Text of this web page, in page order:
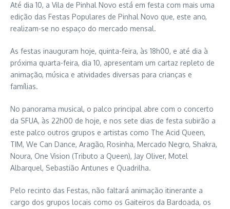
Até dia 10, a Vila de Pinhal Novo está em festa com mais uma
edição das Festas Populares de Pinhal Novo que, este ano,
realizam-se no espaço do mercado mensal.
As festas inauguram hoje, quinta-feira, às 18h00, e até dia à
próxima quarta-feira, dia 10, apresentam um cartaz repleto de
animação, música e atividades diversas para crianças e
famílias.
No panorama musical, o palco principal abre com o concerto
da SFUA, às 22h00 de hoje, e nos sete dias de festa subirão a
este palco outros grupos e artistas como The Acid Queen,
TIM, We Can Dance, Aragão, Rosinha, Mercado Negro, Shakra,
Noura, One Vision (Tributo a Queen), Jay Oliver, Motel
Albarquel, Sebastião Antunes e Quadrilha.
Pelo recinto das Festas, não faltará animação itinerante a
cargo dos grupos locais como os Gaiteiros da Bardoada, os